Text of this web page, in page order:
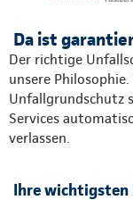
Da ist
Der richtige
unsere
Unfallgrundschutz
Services
verlassen.
Ihre